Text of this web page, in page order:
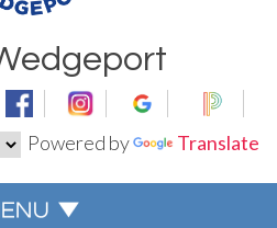
Powered by Translate